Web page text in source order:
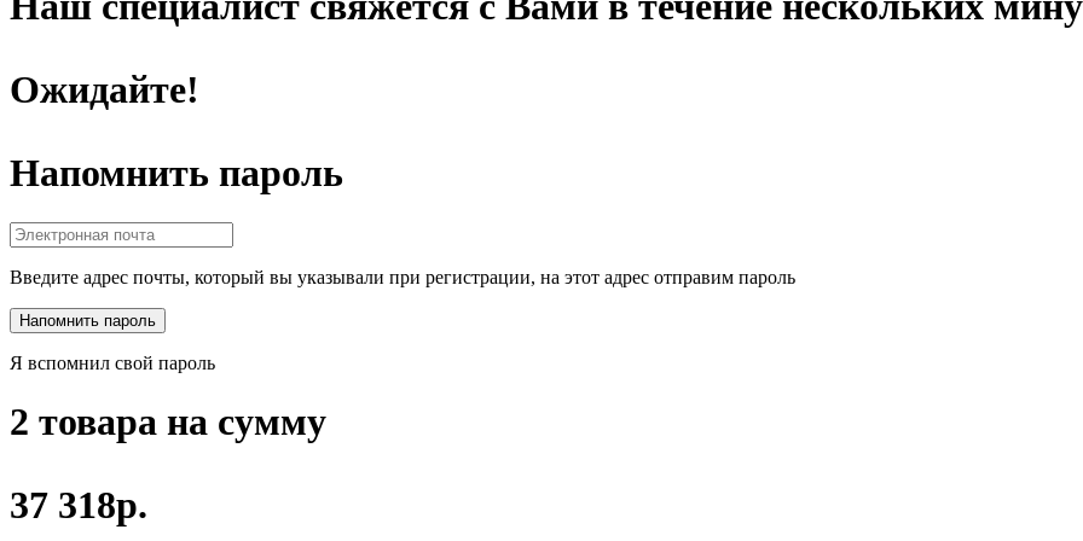
Ожидайте!
Напомнить пароль
Введите адрес почты, который вы указывали при регистрации, на этот адрес отправим пароль
Я вспомнил свой пароль
2 товара на сумму
37 318р.